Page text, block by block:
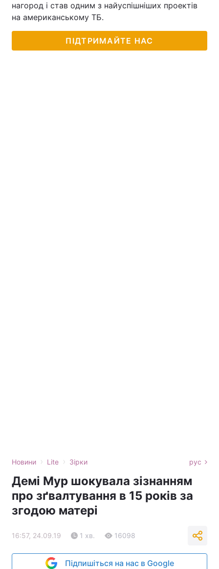
нагород і став одним з найуспішніших проектів
на американському ТБ.
ПІДТРИМАЙТЕ НАС
Новини › Lite › Зірки рус
Демі Мур шокувала зізнанням
про зґвалтування в 15 років за
згодою матері
16:57, 24.09.19 1 хв. 16098
Підпишіться на нас в Google